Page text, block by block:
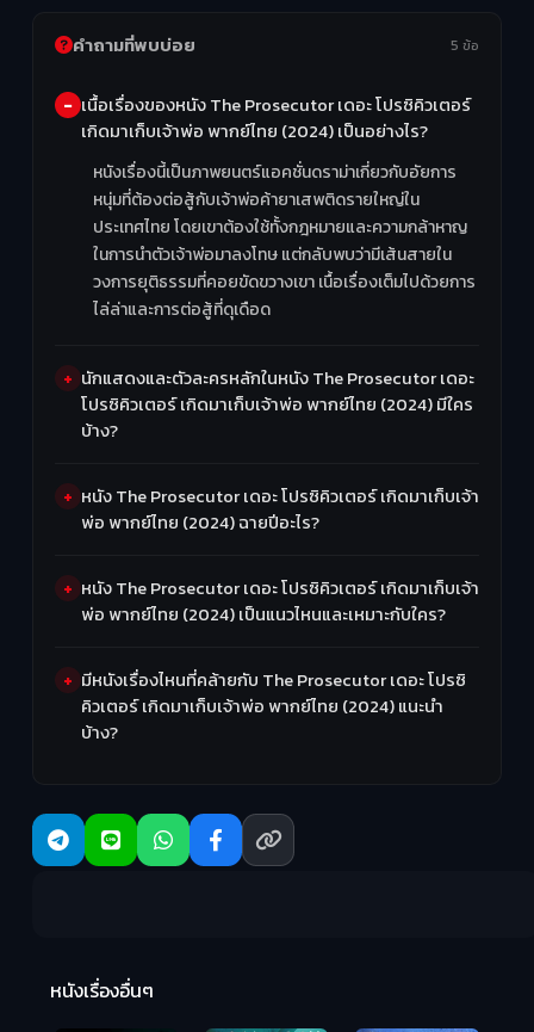
คำถามที่พบบ่อย 5 ข้อ
เนื้อเรื่องของหนัง The Prosecutor เดอะ โปรซิคิวเตอร์
เกิดมาเก็บเจ้าพ่อ พากย์ไทย (2024) เป็นอย่างไร?
หนังเรื่องนี้เป็นภาพยนตร์แอคชั่นดราม่าเกี่ยวกับอัยการ
หนุ่มที่ต้องต่อสู้กับเจ้าพ่อค้ายาเสพติดรายใหญ่ใน
ประเทศไทย โดยเขาต้องใช้ทั้งกฎหมายและความกล้าหาญ
ในการนำตัวเจ้าพ่อมาลงโทษ แต่กลับพบว่ามีเส้นสายใน
วงการยุติธรรมที่คอยขัดขวางเขา เนื้อเรื่องเต็มไปด้วยการ
ไล่ล่าและการต่อสู้ที่ดุเดือด
นักแสดงและตัวละครหลักในหนัง The Prosecutor เดอะ
โปรซิคิวเตอร์ เกิดมาเก็บเจ้าพ่อ พากย์ไทย (2024) มีใคร
บ้าง?
หนัง The Prosecutor เดอะ โปรซิคิวเตอร์ เกิดมาเก็บเจ้า
พ่อ พากย์ไทย (2024) ฉายปีอะไร?
หนัง The Prosecutor เดอะ โปรซิคิวเตอร์ เกิดมาเก็บเจ้า
พ่อ พากย์ไทย (2024) เป็นแนวไหนและเหมาะกับใคร?
มีหนังเรื่องไหนที่คล้ายกับ The Prosecutor เดอะ โปรซิ
คิวเตอร์ เกิดมาเก็บเจ้าพ่อ พากย์ไทย (2024) แนะนำ
บ้าง?
หนังเรื่องอื่นๆ